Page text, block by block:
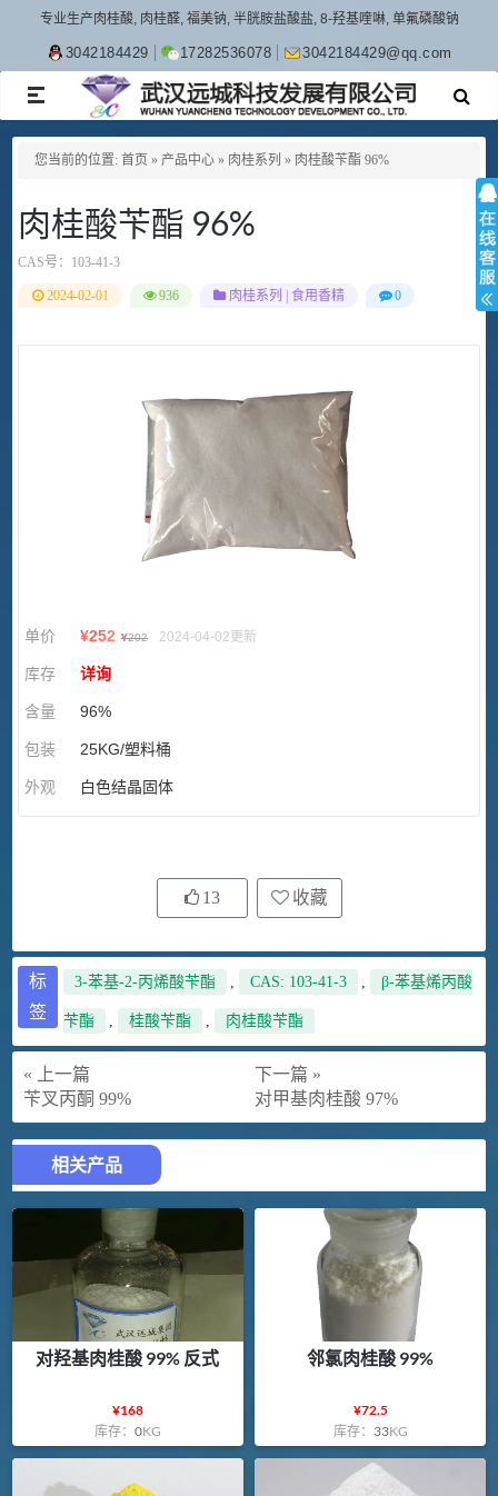
专业生产肉桂酸, 肉桂醛, 福美钠, 半胱胺盐酸盐, 8-羟基喹啉, 单氟磷酸钠
3042184429 17282536078 3042184429@qq.com
TOGGLE
NAVIGATION
您当前的位置: 首页 » 产品中心 » 肉桂系列 » 肉桂酸苄酯 96%
肉桂酸苄酯 96%
CAS号： 103-41-3
2024-02-01 936 肉桂系列 食用香精 0
单价 ¥252 ¥202 2024-04-02更新
库存 详询
含量 96%
包装 25KG/塑料桶
外观 白色结晶固体
13 收藏
标
签
3-苯基-2-丙烯酸苄酯 , CAS: 103-41-3 , β-苯基烯丙酸
苄酯 , 桂酸苄酯 , 肉桂酸苄酯
« 上一篇
苄叉丙酮 99%
下一篇 »
对甲基肉桂酸 97%
相关产品
对羟基肉桂酸 99% 反式
¥168
库存： 0KG
邻氯肉桂酸 99%
¥72.5
库存： 33KG